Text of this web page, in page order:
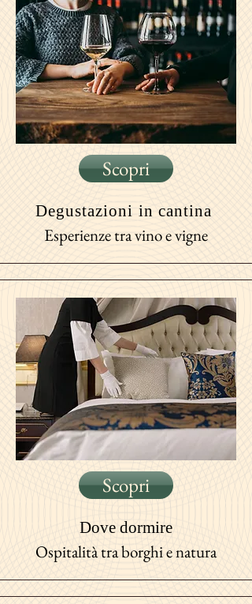
Scopri
Degustazioni in cantina
Esperienze tra vino e vigne
Scopri
Dove dormire
Ospitalità tra borghi e natura